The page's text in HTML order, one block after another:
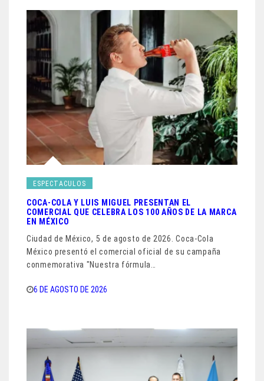
ESPECTACULOS
COCA-COLA Y LUIS MIGUEL PRESENTAN EL
COMERCIAL QUE CELEBRA LOS 100 AÑOS DE LA MARCA
EN MÉXICO
Ciudad de México, 5 de agosto de 2026. Coca-Cola
México presentó el comercial oficial de su campaña
conmemorativa "Nuestra fórmula…
6 DE AGOSTO DE 2026